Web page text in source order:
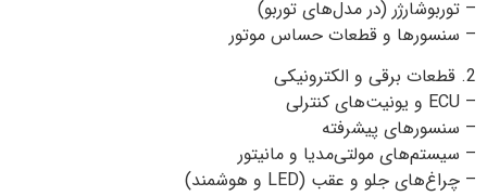
– توربوشارژر (در مدل‌های توربو)
– سنسورها و قطعات حساس موتور
2. قطعات برقی و الکترونیکی
– ECU و یونیت‌های کنترلی
– سنسورهای پیشرفته
– سیستم‌های مولتی‌مدیا و مانیتور
– چراغ‌های جلو و عقب (LED و هوشمند)